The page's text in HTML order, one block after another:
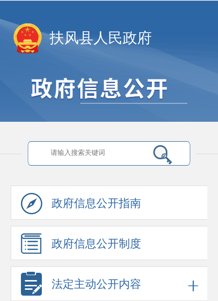
扶风县人民政府
政府信息公开指南
政府信息公开制度
法定主动公开内容